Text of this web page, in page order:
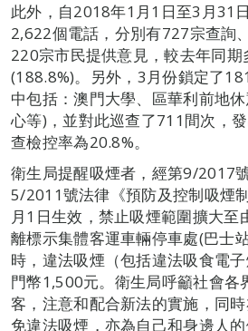
此外，自2018年1月1日至3月31
2,622個電話，分別有727宗查詢
220宗市民提供意見，較去年同
(188.8%)。另外，3月份鎖定了
中包括：澳門大學、區華利前地
心等)，並對此巡查了711間次，
查檢控率為20.8%。
衛生局提醒吸煙者，經第9/2017
5/2011號法律《預防及控制吸煙
月1日生效，禁止吸煙範圍擴大至
離標示集體客運車輛停車處(巴士
時，違法吸煙（包括違法吸食電
門幣1,500元。衛生局呼籲社會各
客，注意和配合新法的實施，同
免違法吸煙，亦為自己和身邊人